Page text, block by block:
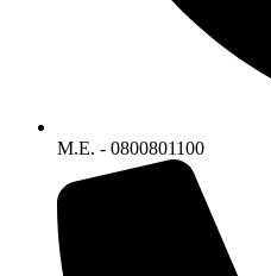
M.E. - 0800801100